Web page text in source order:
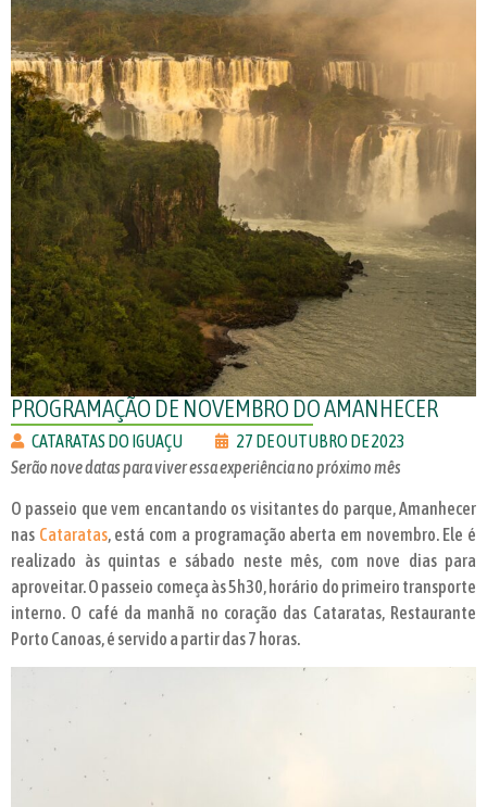
PROGRAMAÇÃO DE NOVEMBRO DO AMANHECER
CATARATAS DO IGUAÇU
27 DE OUTUBRO DE 2023
Serão nove datas para viver essa experiência no próximo mês
O passeio que vem encantando os visitantes do parque, Amanhecer
nas Cataratas, está com a programação aberta em novembro. Ele é
realizado às quintas e sábado neste mês, com nove dias para
aproveitar. O passeio começa às 5h30, horário do primeiro transporte
interno. O café da manhã no coração das Cataratas, Restaurante
Porto Canoas, é servido a partir das 7 horas.